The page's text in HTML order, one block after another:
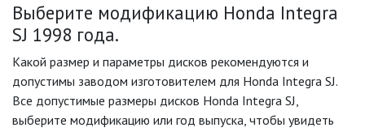
Выберите модификацию Honda Integra
SJ 1998 года.
Какой размер и параметры дисков рекомендуются и
допустимы заводом изготовителем для Honda Integra SJ.
Все допустимые размеры дисков Honda Integra SJ,
выберите модификацию или год выпуска, чтобы увидеть